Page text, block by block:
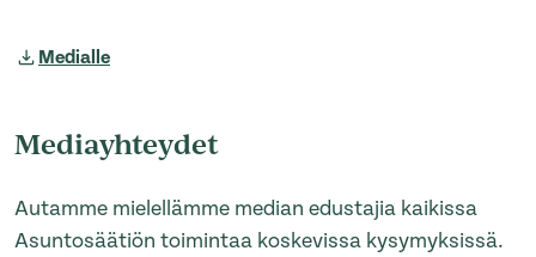
Medialle
Mediayhteydet
Autamme mielellämme median edustajia kaikissa
Asuntosäätiön toimintaa koskevissa kysymyksissä.